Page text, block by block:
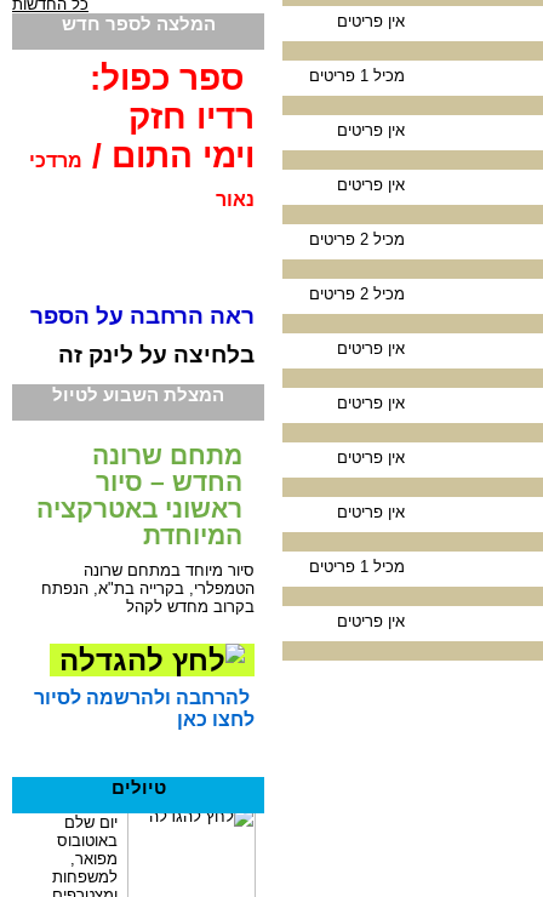
אין פריטים
מכיל 1 פריטים
אין פריטים
אין פריטים
מכיל 2 פריטים
מכיל 2 פריטים
אין פריטים
אין פריטים
אין פריטים
אין פריטים
מכיל 1 פריטים
אין פריטים
כל החדשות
המלצה לספר חדש
ספר כפול:
רדיו חזק
וימי התום / מרדכי
נאור
ראה הרחבה על הספר
בלחיצה על לינק זה
המצלת השבוע לטיול
מתחם שרונה
החדש – סיור
ראשוני באטרקציה
המיוחדת
סיור מיוחד במתחם שרונה
הטמפלרי, בקרייה בת"א, הנפתח
בקרוב מחדש לקהל
להרחבה ולהרשמה לסיור
לחצו כאן
טיולים